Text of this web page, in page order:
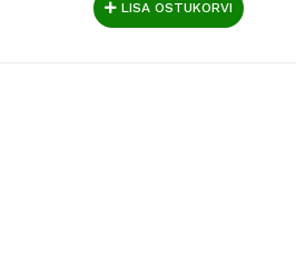
LISA OSTUKORVI